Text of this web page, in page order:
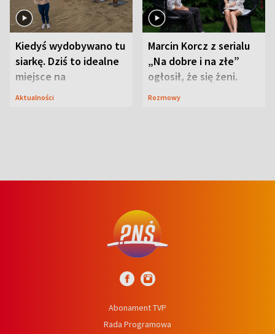
Kiedyś wydobywano tu
siarkę. Dziś to idealne
miejsce na
wypoczynek
Aktualności
Marcin Korcz z serialu
„Na dobre i na złe”
ogłosił, że się żeni.
Zdradził, co zmienił
Rozmowy
Abonament TVP
Rada Programowa